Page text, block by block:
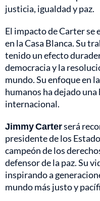
justicia, igualdad y paz.
El impacto de Carter se
en la Casa Blanca. Su
tenido un efecto
democracia y la
mundo. Su enfoque en
humanos ha dejado
internacional.
Jimmy Carterserá
presidente de los
campeón de los
defensor de la paz. Su
inspirando a
mundo más justo y